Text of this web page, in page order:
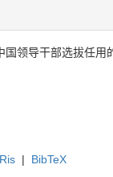
国领导干部选拔任
Ris | BibTeX